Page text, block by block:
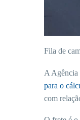
Fila de
A Agência
para o
com